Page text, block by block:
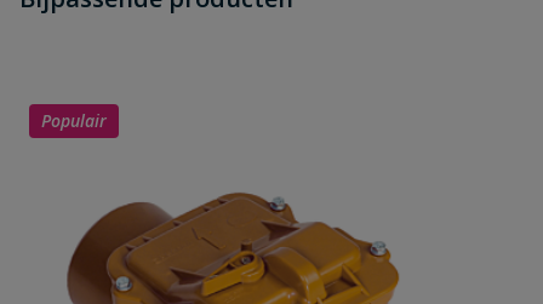
Uw waardering:
Populair